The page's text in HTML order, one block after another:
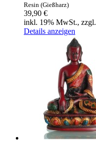
Resin (Gießharz)
39,90 €
inkl. 19% MwSt., zzgl.
Details anzeigen